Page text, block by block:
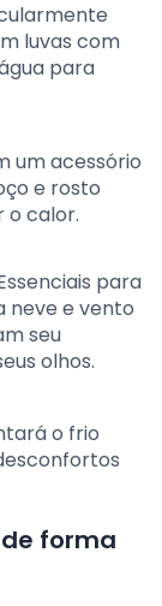
luvas com
para
um acessório
e rosto
o calor.
para
neve e vento
seu
olhos.
o frio
forma